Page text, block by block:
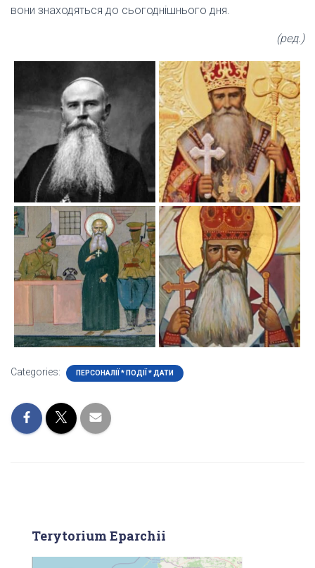
вони знаходяться до сьогоднішнього дня.
(ред.)
Categories: ПЕРСОНАЛІЇ * ПОДІЇ * ДАТИ
Terytorium Eparchii